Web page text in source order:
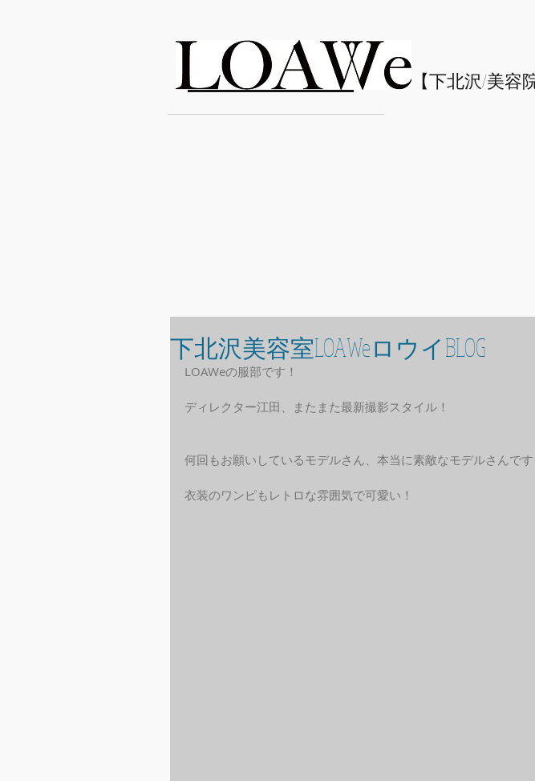
LOAWe ​【下北沢/美容
下北沢美容室LOAWeロウイBLOG
LOAWeの服部です！
ディレクター江田、またまた最新撮影スタイル！
何回もお願いしているモデルさん、本当に素敵なモデルさんです
衣装のワンピもレトロな雰囲気で可愛い！